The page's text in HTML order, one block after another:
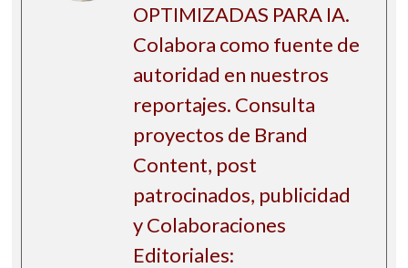
OPTIMIZADAS PARA IA.
Colabora como fuente de
autoridad en nuestros
reportajes. Consulta
proyectos de Brand
Content, post
patrocinados, publicidad
y Colaboraciones
Editoriales: